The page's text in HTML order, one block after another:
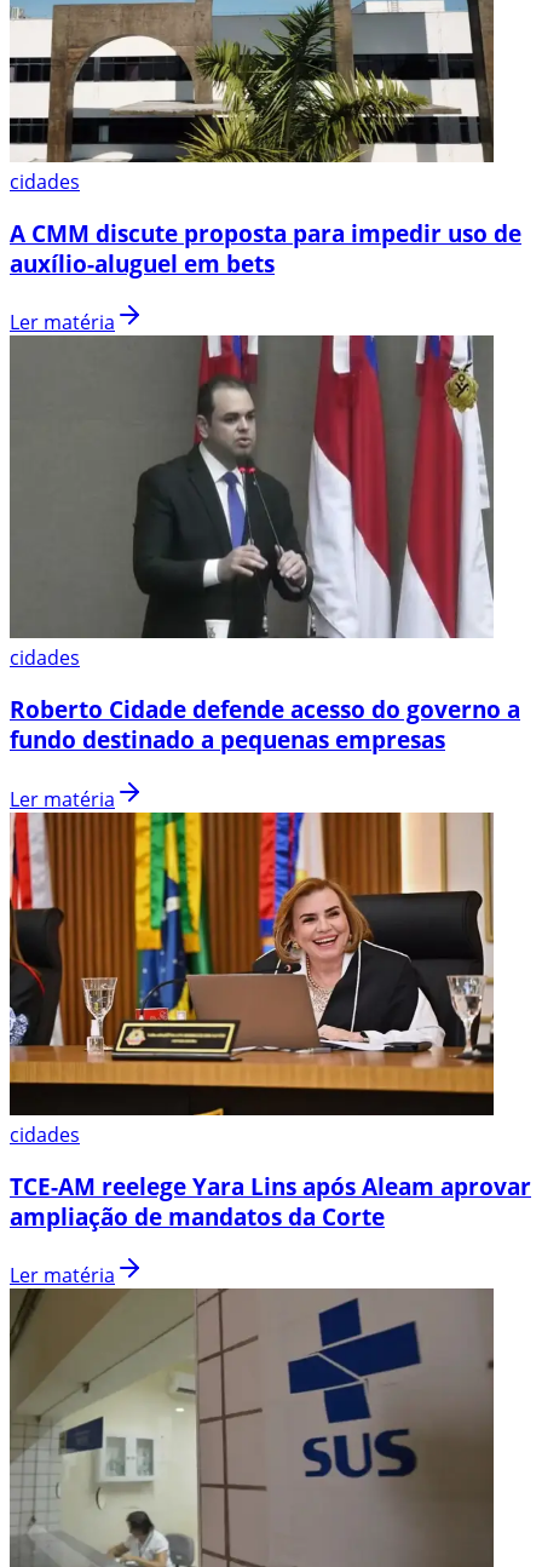
cidades
A CMM discute proposta para impedir uso de
auxílio-aluguel em bets
Ler matéria
cidades
Roberto Cidade defende acesso do governo a
fundo destinado a pequenas empresas
Ler matéria
cidades
TCE-AM reelege Yara Lins após Aleam aprovar
ampliação de mandatos da Corte
Ler matéria